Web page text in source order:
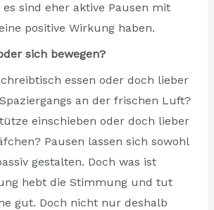
es sind eher aktive Pausen mit
positive Wirkung haben.
sich bewegen?
essen oder doch lieber
an der frischen Luft?
einschieben oder doch lieber
Pausen lassen sich sowohl
gestalten. Doch was ist
hebt die Stimmung und tut
gut. Doch nicht nur deshalb